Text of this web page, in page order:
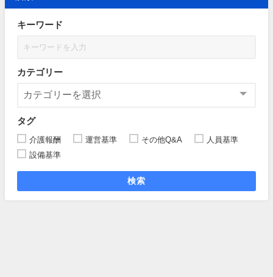
キーワード
カテゴリー
タグ
介護報酬 運営基準 その他Q&A
人員基準
設備基準
検索